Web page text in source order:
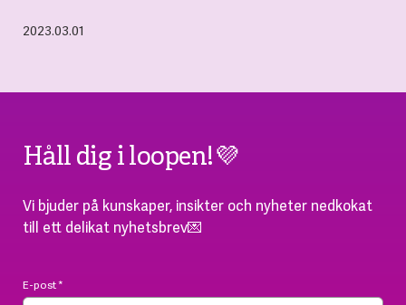
2023.03.01
Håll dig i loopen!💜
Vi bjuder på kunskaper, insikter och nyheter nedkokat
till ett delikat nyhetsbrev💌
E-post*